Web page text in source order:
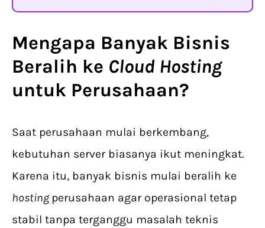
Mengapa Banyak Bisnis
Beralih ke Cloud Hosting
untuk Perusahaan?
Saat perusahaan mulai berkembang,
kebutuhan server biasanya ikut meningkat.
Karena itu, banyak bisnis mulai beralih ke
hosting perusahaan agar operasional tetap
stabil tanpa terganggu masalah teknis